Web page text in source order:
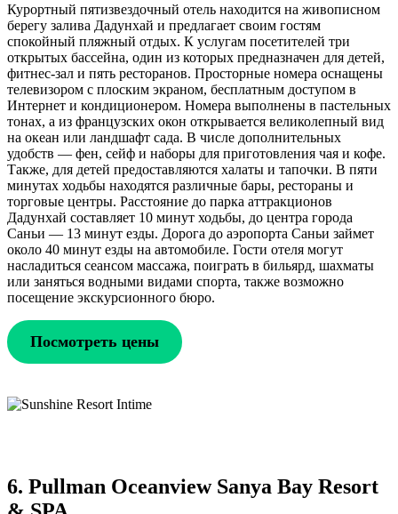
Курортный пятизвездочный отель находится на живописном
берегу залива Дадунхай и предлагает своим гостям
спокойный пляжный отдых. К услугам посетителей три
открытых бассейна, один из которых предназначен для детей,
фитнес-зал и пять ресторанов. Просторные номера оснащены
телевизором с плоским экраном, бесплатным доступом в
Интернет и кондиционером. Номера выполнены в пастельных
тонах, а из французских окон открывается великолепный вид
на океан или ландшафт сада. В числе дополнительных
удобств — фен, сейф и наборы для приготовления чая и кофе.
Также, для детей предоставляются халаты и тапочки. В пяти
минутах ходьбы находятся различные бары, рестораны и
торговые центры. Расстояние до парка аттракционов
Дадунхай составляет 10 минут ходьбы, до центра города
Саньи — 13 минут езды. Дорога до аэропорта Саньи займет
около 40 минут езды на автомобиле. Гости отеля могут
насладиться сеансом массажа, поиграть в бильярд, шахматы
или заняться водными видами спорта, также возможно
посещение экскурсионного бюро.
Посмотреть цены
6. Pullman Oceanview Sanya Bay Resort